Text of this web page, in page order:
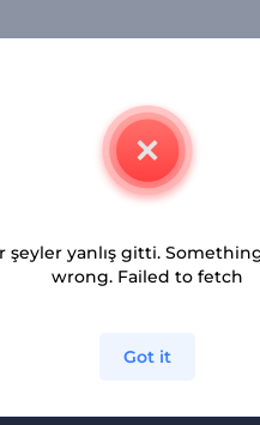
bültenine
şeyler yanlış gitti.
wrong. Failed to fetch
Got it